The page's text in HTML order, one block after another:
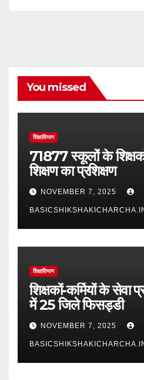
You missed
शिक्षाविभाग
71877 स्कूलों के
शिक्षण का प्रशिक्षण
NOVEMBER 7, 2025
शिक्षाविभाग
शिक्षकों-कर्मियों के सेवा
में 25 जिले फिसड्डी
NOVEMBER 7, 2025